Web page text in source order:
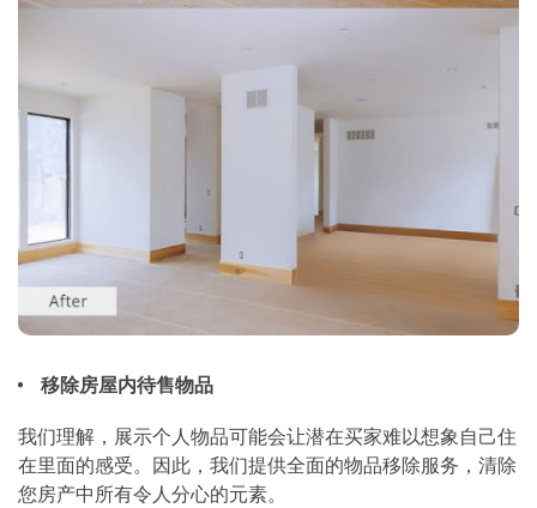
移除房屋内待售物品
我们理解，展示个人物品可能会让潜在买家难以想象自己住
在里面的感受。因此，我们提供全面的物品移除服务，清除
您房产中所有令人分心的元素。